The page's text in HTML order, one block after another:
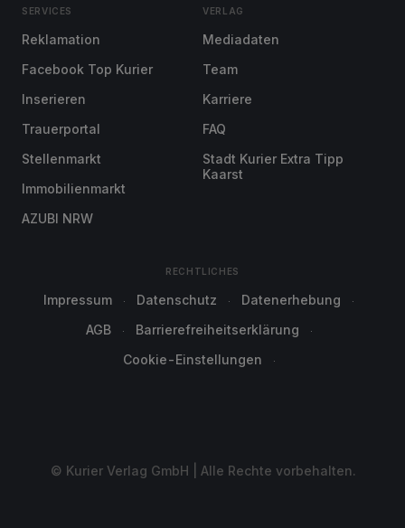
SERVICES
Reklamation
Facebook Top Kurier
Inserieren
Trauerportal
Stellenmarkt
Immobilienmarkt
AZUBI NRW
VERLAG
Mediadaten
Team
Karriere
FAQ
Stadt Kurier Extra Tipp
Kaarst
RECHTLICHES
Impressum Datenschutz
Datenerhebung
AGB
Barrierefreiheitserklärung
Cookie-Einstellungen
© Kurier Verlag GmbH | Alle Rechte vorbehalten.